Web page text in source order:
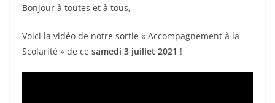
Bonjour à toutes et à tous,
Voici la vidéo de notre sortie « Accompagnement à la
Scolarité » de ce samedi 3 juillet 2021 !